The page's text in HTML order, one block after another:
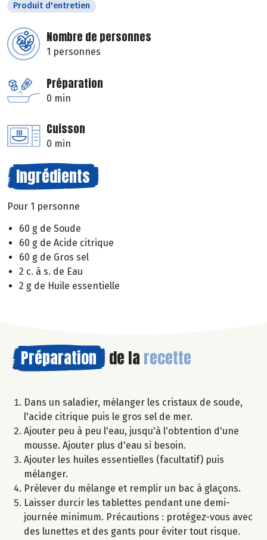
Produit d'entretien
Nombre de personnes
1 personnes
Préparation
0 min
Cuisson
0 min
Ingrédients
Pour 1 personne
60 g de Soude
60 g de Acide citrique
60 g de Gros sel
2 c. à s. de Eau
2 g de Huile essentielle
Préparation de la recette
Dans un saladier, mélanger les cristaux de soude,
l'acide citrique puis le gros sel de mer.
Ajouter peu à peu l'eau, jusqu'à l'obtention d'une
mousse. Ajouter plus d'eau si besoin.
Ajouter les huiles essentielles (facultatif) puis
mélanger.
Prélever du mélange et remplir un bac à glaçons.
Laisser durcir les tablettes pendant une demi-
journée minimum. Précautions : protégez-vous avec
des lunettes et des gants pour éviter tout risque.